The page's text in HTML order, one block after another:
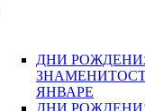
ДНИ
ЯНВАРЕ
ДНИ